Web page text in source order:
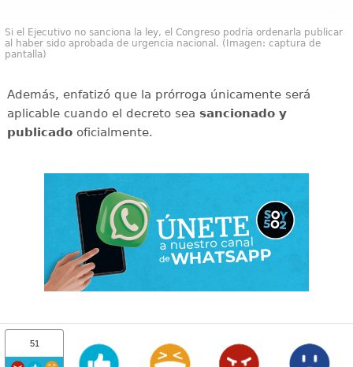
Si el Ejecutivo no sanciona la ley, el Congreso podría ordenarla publicar
al haber sido aprobada de urgencia nacional. (Imagen: captura de
pantalla)
Además, enfatizó que la prórroga únicamente será
aplicable cuando el decreto sea sancionado y
publicadooficialmente.
51